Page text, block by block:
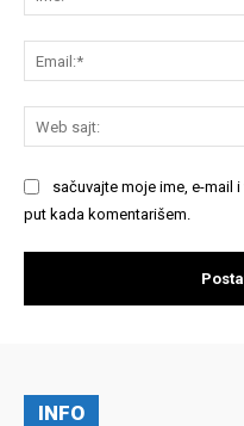
sačuvajte moje ime, e-mail
put kada komentarišem.
INFO